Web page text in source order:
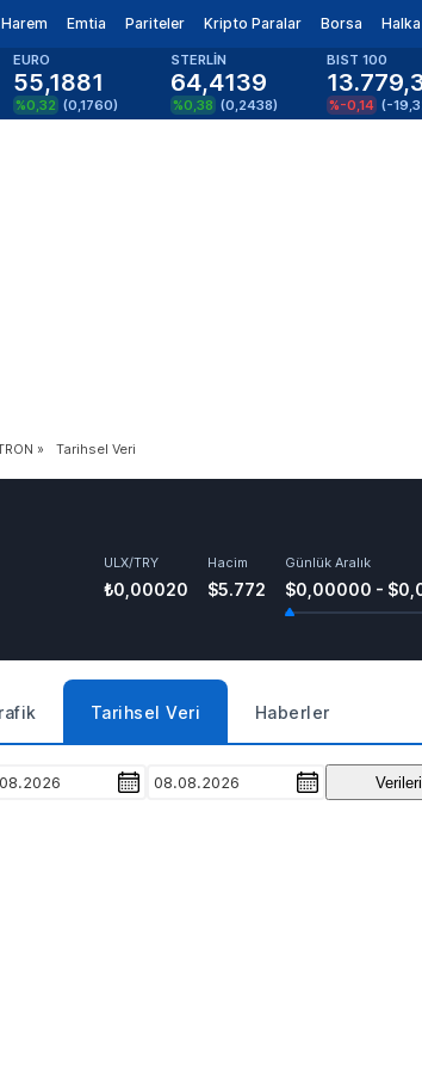
Harem Emtia Pariteler Kripto Paralar Borsa
EURO
55,1881
%0,32 (0,1760)
STERLİN
64,4139
%0,38 (0,2438)
BIST 100
%-0,14 (-
» Tarihsel Veri
ULX/TRY
₺0,00020
Hacim
$5.772
Günlük Aralık
$0,00000 -
Tarihsel Veri Haberler
08.08.2026